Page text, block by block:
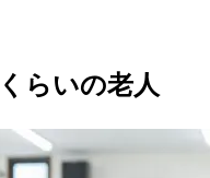
らいの老人